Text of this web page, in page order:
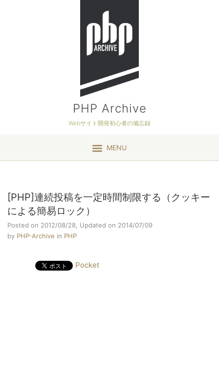
PHP Archive
Webサイト開発初心者の備忘録
MENU
[PHP]連続投稿を一定時間制限する（クッキー
による簡易ロック）
Posted on 2012/08/28,
Updated on 2014/07/09
by PHP-Archive in PHP
Pocket